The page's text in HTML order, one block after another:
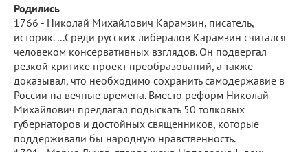
Родились
1766 - Николай Михайлович Карамзин, писатель,
историк. ...Среди русских либералов Карамзин считался
человеком консервативных взглядов. Он подвергал
резкой критике проект преобразований, а также
доказывал, что необходимо сохранить самодержавие в
России на вечные времена. Вместо реформ Николай
Михайлович предлагал подыскать 50 толковых
губернаторов и достойных священников, которые
поддерживали бы народную нравственность.